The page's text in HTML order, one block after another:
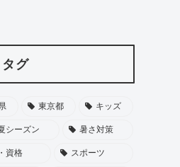
タグ
東京都 キッズ
シーズン 暑さ対策
資格 スポーツ